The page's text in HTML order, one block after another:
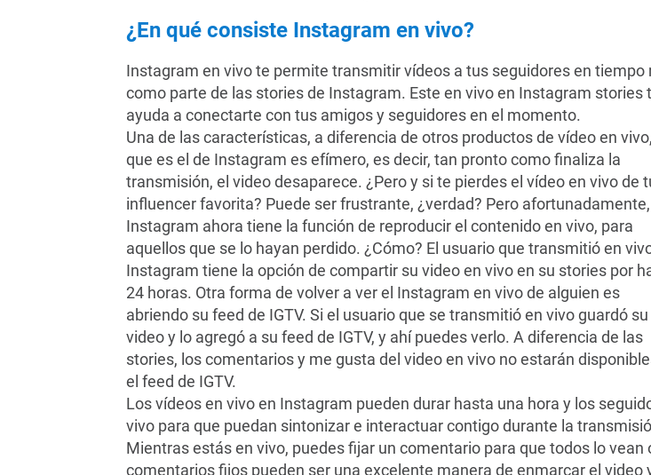
¿En qué consiste Instagram en vivo?
Instagram en vivo te permite transmitir vídeos a tus seguidores en tiempo
como parte de las stories de Instagram. Este en vivo en Instagram stories
ayuda a conectarte con tus amigos y seguidores en el momento.
Una de las características, a diferencia de otros productos de vídeo en
que es el de Instagram es efímero, es decir, tan pronto como finaliza la
transmisión, el video desaparece. ¿Pero y si te pierdes el vídeo en vivo de
influencer favorita? Puede ser frustrante, ¿verdad? Pero afortunadamente,
Instagram ahora tiene la función de reproducir el contenido en vivo, para
aquellos que se lo hayan perdido. ¿Cómo? El usuario que transmitió en
Instagram tiene la opción de compartir su video en vivo en su stories por
24 horas. Otra forma de volver a ver el Instagram en vivo de alguien es
abriendo su feed de IGTV. Si el usuario que se transmitió en vivo guardó su
video y lo agregó a su feed de IGTV, y ahí puedes verlo. A diferencia de las
stories, los comentarios y me gusta del video en vivo no estarán
el feed de IGTV.
Los vídeos en vivo en Instagram pueden durar hasta una hora y los
vivo para que puedan sintonizar e interactuar contigo durante la
Mientras estás en vivo, puedes fijar un comentario para que todos lo
comentarios fijos pueden ser una excelente manera de enmarcar el